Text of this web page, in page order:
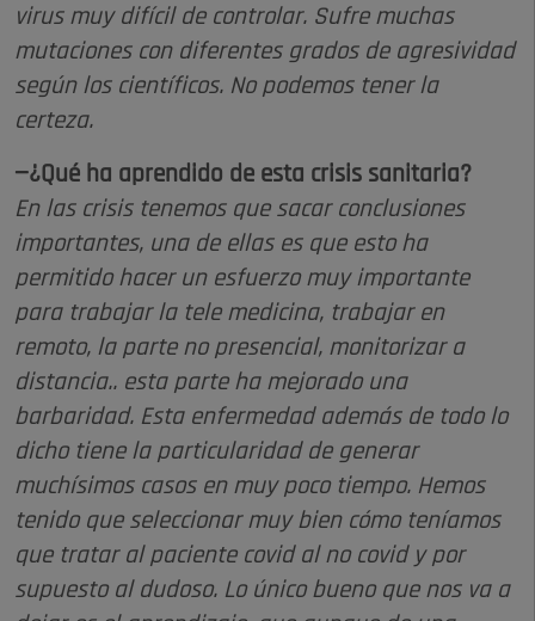
virus muy difícil de controlar. Sufre muchas
mutaciones con diferentes grados de agresividad
según los científicos. No podemos tener la
certeza.
—¿Qué ha aprendido de esta crisis sanitaria?
En las crisis tenemos que sacar conclusiones
importantes, una de ellas es que esto ha
permitido hacer un esfuerzo muy importante
para trabajar la tele medicina, trabajar en
remoto, la parte no presencial, monitorizar a
distancia.. esta parte ha mejorado una
barbaridad. Esta enfermedad además de todo lo
dicho tiene la particularidad de generar
muchísimos casos en muy poco tiempo. Hemos
tenido que seleccionar muy bien cómo teníamos
que tratar al paciente covid al no covid y por
supuesto al dudoso. Lo único bueno que nos va a